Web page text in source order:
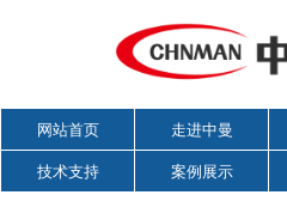
网站首页 走进中曼
技术支持 案例展示